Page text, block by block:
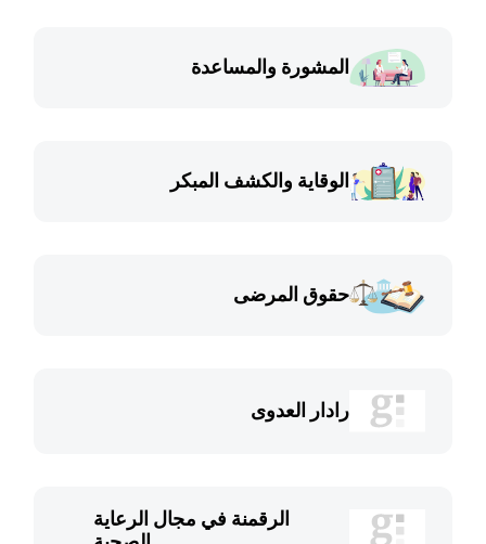
المشورة والمساعدة
الوقاية والكشف المبكر
حقوق المرضى
رادار العدوى
الرقمنة في مجال الرعاية